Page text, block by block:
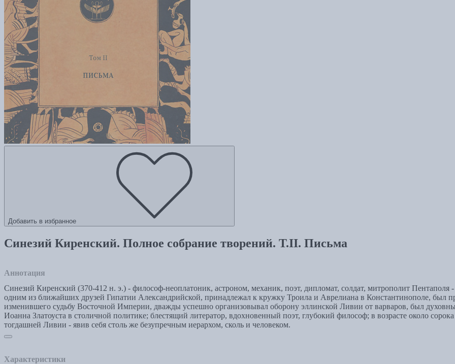
Добавить в избранное
Синезий Киренский. Полное собрание творений. Т.II. Письма
Аннотация
Синезий Киренский (370-412 н. э.) - философ-неоплатоник, астроном, механик, поэт, дипломат, солдат, митрополит
одним из ближайших друзей Гипатии Александрийской, принадлежал к кружку Троила и Аврелиана в Константинополе, был
изменившего судьбу Восточной Империи, дважды успешно организовывал оборону эллинской Ливии от варваров, был
Иоанна Златоуста в столичной политике; блестящий литератор, вдохновенный поэт, глубокий философ; в возрасте около
тогдашней Ливии - явив себя столь же безупречным иерархом, сколь и человеком.
Характеристики